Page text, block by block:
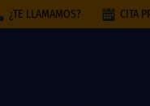
¿TE LLAMAMOS? CITA